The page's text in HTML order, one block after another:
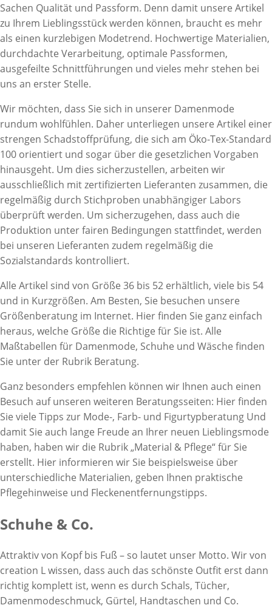
Sachen Qualität und Passform. Denn damit unsere Artikel
zu Ihrem Lieblingsstück werden können, braucht es mehr
als einen kurzlebigen Modetrend. Hochwertige Materialien,
durchdachte Verarbeitung, optimale Passformen,
ausgefeilte Schnittführungen und vieles mehr stehen bei
uns an erster Stelle.
Wir möchten, dass Sie sich in unserer Damenmode
rundum wohlfühlen. Daher unterliegen unsere Artikel einer
strengen Schadstoffprüfung, die sich am Öko-Tex-Standard
100 orientiert und sogar über die gesetzlichen Vorgaben
hinausgeht. Um dies sicherzustellen, arbeiten wir
ausschließlich mit zertifizierten Lieferanten zusammen, die
regelmäßig durch Stichproben unabhängiger Labors
überprüft werden. Um sicherzugehen, dass auch die
Produktion unter fairen Bedingungen stattfindet, werden
bei unseren Lieferanten zudem regelmäßig die
Sozialstandards kontrolliert.
Alle Artikel sind von Größe 36 bis 52 erhältlich, viele bis 54
und in Kurzgrößen. Am Besten, Sie besuchen unsere
Größenberatung im Internet. Hier finden Sie ganz einfach
heraus, welche Größe die Richtige für Sie ist. Alle
Maßtabellen für Damenmode, Schuhe und Wäsche finden
Sie unter der Rubrik Beratung.
Ganz besonders empfehlen können wir Ihnen auch einen
Besuch auf unseren weiteren Beratungsseiten: Hier finden
Sie viele Tipps zur Mode-, Farb- und Figurtypberatung Und
damit Sie auch lange Freude an Ihrer neuen Lieblingsmode
haben, haben wir die Rubrik „Material & Pflege“ für Sie
erstellt. Hier informieren wir Sie beispielsweise über
unterschiedliche Materialien, geben Ihnen praktische
Pflegehinweise und Fleckenentfernungstipps.
Schuhe & Co.
Attraktiv von Kopf bis Fuß – so lautet unser Motto. Wir von
creation L wissen, dass auch das schönste Outfit erst dann
richtig komplett ist, wenn es durch Schals, Tücher,
Damenmodeschmuck, Gürtel, Handtaschen und Co.